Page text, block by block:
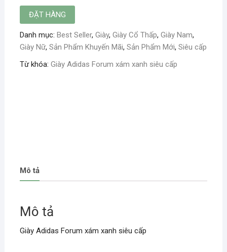
Danh mục: Best Seller, Giày, Giày Cổ Thấp, Giày Nam,
Giày Nữ, Sản Phẩm Khuyến Mãi, Sản Phẩm Mới, Siêu cấp
Từ khóa: Giày Adidas Forum xám xanh siêu cấp
Mô tả
Mô tả
Giày Adidas Forum xám xanh siêu cấp